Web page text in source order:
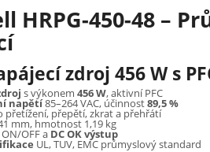
HRPG-450-48 –
zdroj 456 W s
s výkonem 456 W, aktivní PFC
napětí85–264 VAC, účinnost89,5 %
přetížení, přepětí, zkrat a přehřátí
mm, hmotnost 1,19 kg
ON/OFF a DC OK výstup
UL, TUV, EMC průmyslový standard